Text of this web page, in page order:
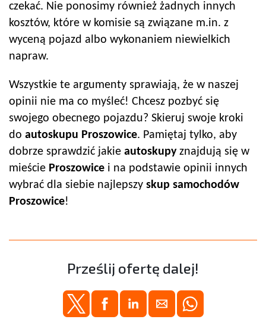
czekać. Nie ponosimy również żadnych innych
kosztów, które w komisie są związane m.in. z
wyceną pojazd albo wykonaniem niewielkich
napraw.
Wszystkie te argumenty sprawiają, że w naszej
opinii nie ma co myśleć! Chcesz pozbyć się
swojego obecnego pojazdu? Skieruj swoje kroki
do autoskupu Proszowice. Pamiętaj tylko, aby
dobrze sprawdzić jakie autoskupyznajdują się w
mieście Proszowice i na podstawie opinii innych
wybrać dla siebie najlepszy skup samochodów
Proszowice!
Prześlij ofertę dalej!